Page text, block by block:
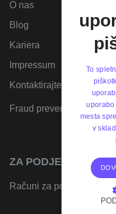
O nas
Blog
Kariera
Impressum
Kontaktirajte nas
Fraud prevention
ZA PODJETJA
Računi za podjetja
To
uporabo
mesta
v